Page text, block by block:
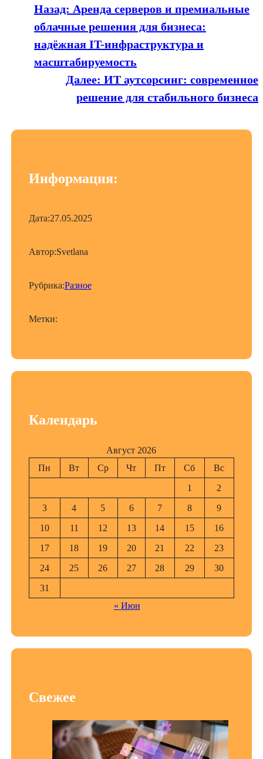
Назад: Аренда серверов и премиальные
облачные решения для бизнеса:
надёжная IT-инфраструктура и
масштабируемость
Далее: ИТ аутсорсинг: современное
решение для стабильного бизнеса
Информация:
Дата:27.05.2025
Автор:Svetlana
Рубрика:Разное
Метки:
Календарь
Август 2026
Пн
Вт Ср Чт Пт Сб
Вс
1
2
3
4 5 6 7 8
9
10
11 12 13 14 15
16
17
18 19 20 21 22
23
24
25 26 27 28 29
30
31
« Июн
Свежее